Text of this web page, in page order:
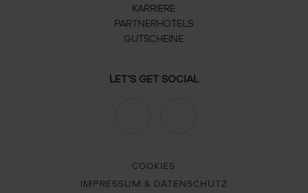
KARRIERE
PARTNERHOTELS
GUTSCHEINE
LET’S GET SOCIAL
COOKIES
IMPRESSUM & DATENSCHUTZ